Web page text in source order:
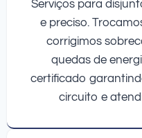
Serviços para
e preciso.
corrigimos
quedas de
certificado
circuito e